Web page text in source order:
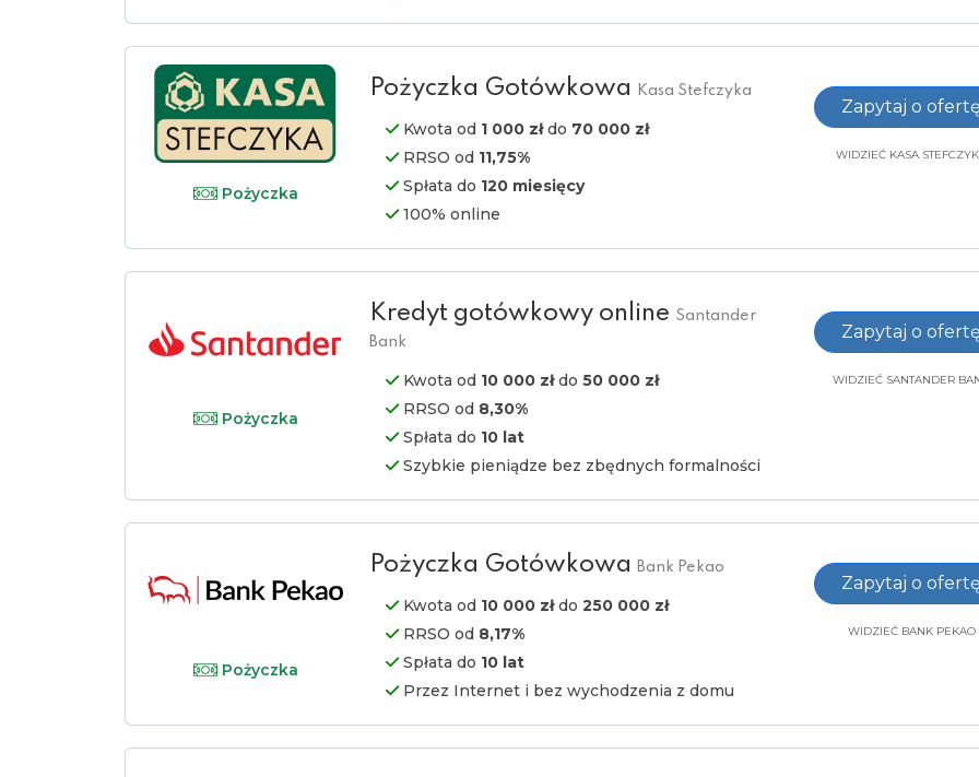
Pożyczka
Pożyczka Gotówkowa Kasa Stefczyka
Kwota od 1 000 złdo 70 000 zł
RRSO od 11,75%
Spłata do 120 miesięcy
100% online
Zapytaj o ofertę
WIDZIEĆ KASA
Pożyczka
Kredyt gotówkowy online Santander
Bank
Kwota od 10 000 złdo50 000 zł
RRSO od 8,30%
Spłata do 10 lat
Szybkie pieniądze bez zbędnych formalności
Zapytaj o ofertę
WIDZIEĆ SANTANDER
Pożyczka
Pożyczka GotówkowaBank Pekao
Kwota od 10 000 złdo250 000 zł
RRSO od 8,17%
Spłata do 10 lat
Przez Internet i bez wychodzenia z domu
Zapytaj o ofertę
WIDZIEĆ BANK PEKAO